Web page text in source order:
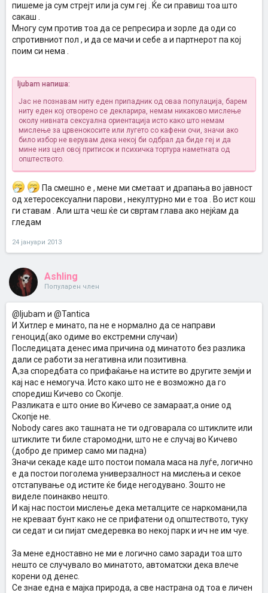
пишеме ја сум стрејт или ја сум геј . Ќе си правиш тоа што
сакаш .
Многу сум против тоа да се репресира и зорле да оди со
спротивниот пол , и да се мачи и себе а и партнерот па кој
поим си нема .
ljubam напиша:
Јас не познавам ниту еден припадник од оваа популација, барем
ниту еден кој отворено се декларира, немам никаково мислење
околу нивната сексуална ориентација исто како што немам
мислење за црвенокосите или лугето со кафени очи, значи ако
било избор не верувам дека некој би одбрал да биде геј и да
мине низ цел овој притисок и психичка тортура наметната од
општеството.
Па смешно е , мене ми сметаат и драпања во јавност
од хетеросексуални парови , некултурно ми е тоа . Во ист кош
ги ставам . Али шта чеш ќе си свртам глава ако нејќам да
гледам
24 јануари 2013
Ashling
Популарен член
@ljubam и @Tantica
И Хитлер е минато, па не е нормално да се направи
геноцид(ако одиме во екстремни случаи)
Последицата денес има причина од минатото без разлика
дали се работи за негативна или позитивна.
А,за споредбата со прифаќање на истите во другите земји и
кај нас е немогуча. Исто како што не е возможно да го
споредиш Кичево со Скопје.
Разликата е што оние во Кичево се замараат,а оние од
Скопје не.
Nobody cares ако ташната не ти одговарала со штиклите или
штиклите ти биле старомодни, што не е случај во Кичево
(добро де пример само ми падна)
Значи секаде каде што постои помала маса на луѓе, логично
е да постои поголема универзалност на мислења и секое
отстапување од истите ќе биде негодувано. Зошто не
виделе поинакво нешто.
И кај нас постои мислење дека металците се наркомани,па
не креваат бунт како не се прифатени од општеството, туку
си седат и си пијат смедеревка во некој парк и ич не им чуе.
За мене едноставно не ми е логично само заради тоа што
нешто се случувало во минатото, автоматски дека влече
корени од денес.
Се знае една е мајка природа, а све настрана од тоа е личен